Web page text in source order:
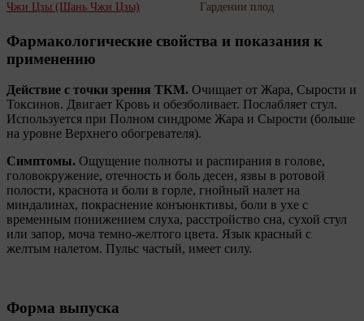
Чжи Цзы (Шань Чжи Цзы)
Гардении плод
Фармакологические свойства и показания к
применению
Действие с точки зрения ТКМ. Очищает от Жара, Сырости и
Токсинов. Двигает Кровь и обезболивает. Послабляет стул.
Используется при Полном синдроме Жара и Сырости (больше
на уровне Верхнего обогревателя).
Симптомы. Ощущение полноты и распирания в голове,
головокружение, отечность и боль десен, язвы в ротовой
полости, краснота и боли в горле, гнойный налет на
миндалинах, покраснение конъюнктивы, боли в ухе с
временным понижением слуха, расстройство сна, сухой стул
или запор, моча темно-желтого цвета. Язык красный с
желтым налетом. Пульс частый, имеет силу.
Форма выпуска